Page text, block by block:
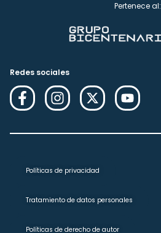
Pertenece al:
Redes sociales
Políticas de privacidad
Tratamiento de datos personales
Políticas de derecho de autor